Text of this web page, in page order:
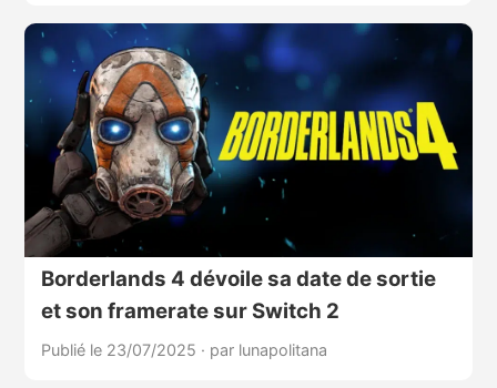
Borderlands 4 dévoile sa date de sortie
et son framerate sur Switch 2
Publié le 23/07/2025 · par lunapolitana